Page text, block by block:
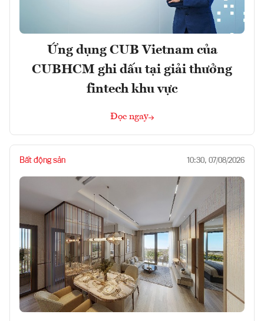
Ứng dụng CUB Vietnam của
CUBHCM ghi dấu tại giải thưởng
fintech khu vực
Đọc ngay
Bất động sản 10:30, 07/08/2026